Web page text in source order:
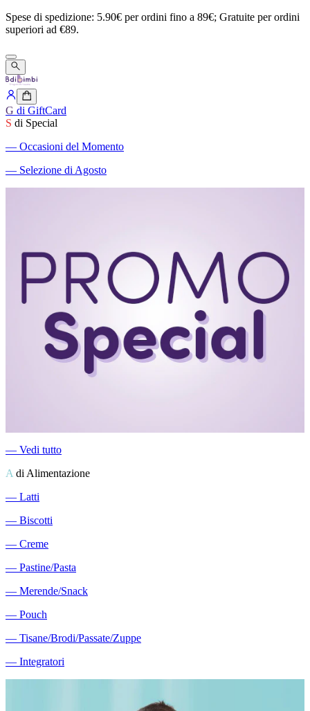
Spese di spedizione: 5.90€ perordini fino a 89€; Gratuite perordini
superiori ad €89.
G di GiftCard
S di Special
― Occasioni del Momento
― Selezione di Agosto
― Vedi tutto
A di Alimentazione
― Latti
― Biscotti
― Creme
― Pastine/Pasta
― Merende/Snack
― Pouch
― Tisane/Brodi/Passate/Zuppe
― Integratori